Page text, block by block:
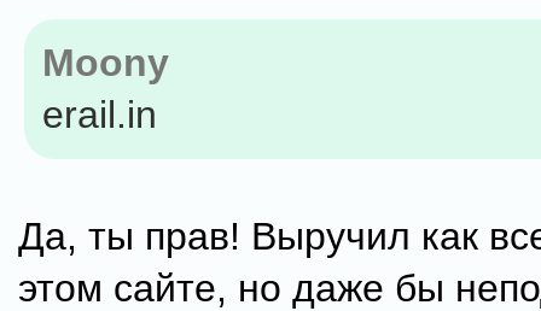
Moony
erail.in
Да, ты прав! Выручил как
этом сайте, но даже бы